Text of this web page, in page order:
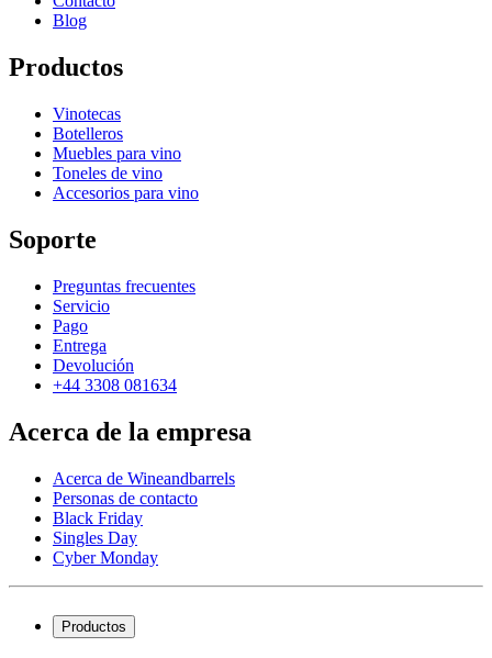
Blog
Productos
Vinotecas
Botelleros
Muebles para vino
Toneles de vino
Accesorios para vino
Soporte
Preguntas frecuentes
Servicio
Pago
Entrega
Devolución
+44 3308 081634
Acerca de la empresa
Acerca de Wineandbarrels
Personas de contacto
Black Friday
Singles Day
Cyber Monday
Productos